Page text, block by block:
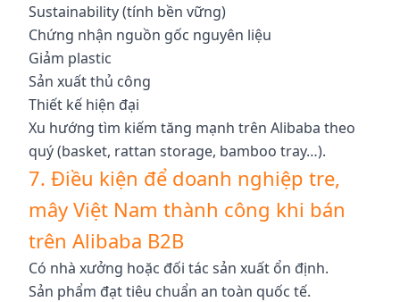
Sustainability (tính bền vững)
Chứng nhận nguồn gốc nguyên liệu
Giảm plastic
Sản xuất thủ công
Thiết kế hiện đại
Xu hướng tìm kiếm tăng mạnh trên Alibaba theo
quý (basket, rattan storage, bamboo tray…).
7. Điều kiện để doanh nghiệp tre,
mây Việt Nam thành công khi bán
trên Alibaba B2B
Có nhà xưởng hoặc đối tác sản xuất ổn định.
Sản phẩm đạt tiêu chuẩn an toàn quốc tế.